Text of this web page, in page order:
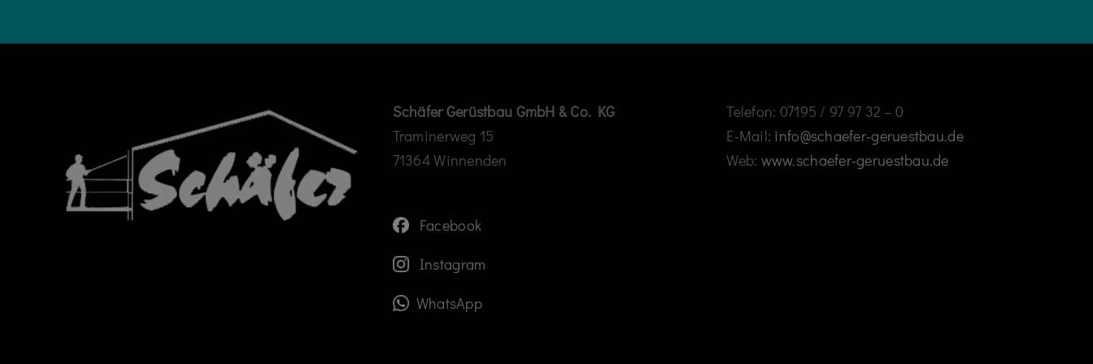
Schäfer Gerüstbau GmbH & Co. KG
Traminerweg 15
71364 Winnenden
Facebook
Instagram
WhatsApp
Telefon: 07195 / 97 97 32 – 0
E-Mail: info@schaefer-geruestbau.de
Web: www.schaefer-geruestbau.de